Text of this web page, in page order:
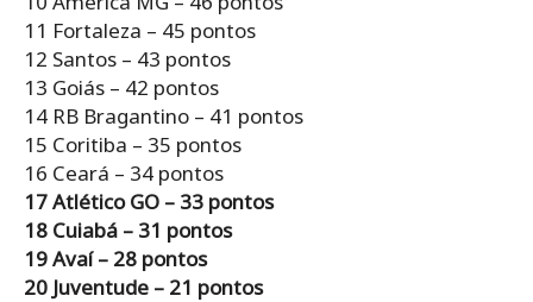
11 Fortaleza – 45 pontos
12 Santos – 43 pontos
13 Goiás – 42 pontos
14 RB Bragantino – 41 pontos
15 Coritiba – 35 pontos
16 Ceará – 34 pontos
17 Atlético GO – 33 pontos
18 Cuiabá – 31 pontos
19 Avaí – 28 pontos
20 Juventude – 21 pontos